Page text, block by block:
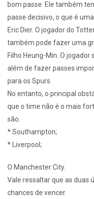
bom passe. Ele também
passe decisivo, o que é
Eric Dier. O jogador do
também pode fazer uma
Filho Heung-Min. O
além de fazer passes
para os Spurs.
No entanto, o principal
que o time não é o mais
são:
* Southampton;
* Liverpool;
O Manchester City.
Vale ressaltar que as duas
chances de vencer.